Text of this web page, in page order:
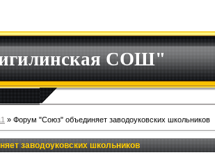
СОШ"
» Форум "Союз" объединяет заводоуковских школьников
заводоуковских школьников